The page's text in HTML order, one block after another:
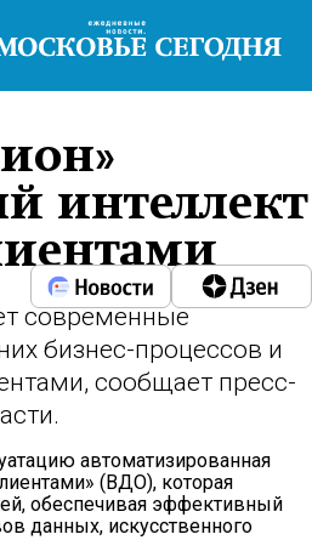
интеллект
современные
бизнес-процессов и
сообщает пресс-
автоматизированная
(ВДО), которая
обеспечивая эффективный
данных, искусственного